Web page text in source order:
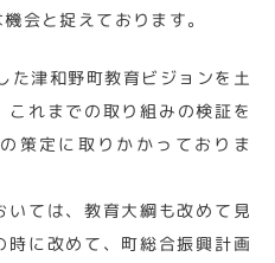
会と捉えております。
た津和野町教育ビジョンを土
れまでの取り組みの検証を
策定に取りかかっておりま
ては、教育大綱も改めて見
に改めて、町総合振興計画